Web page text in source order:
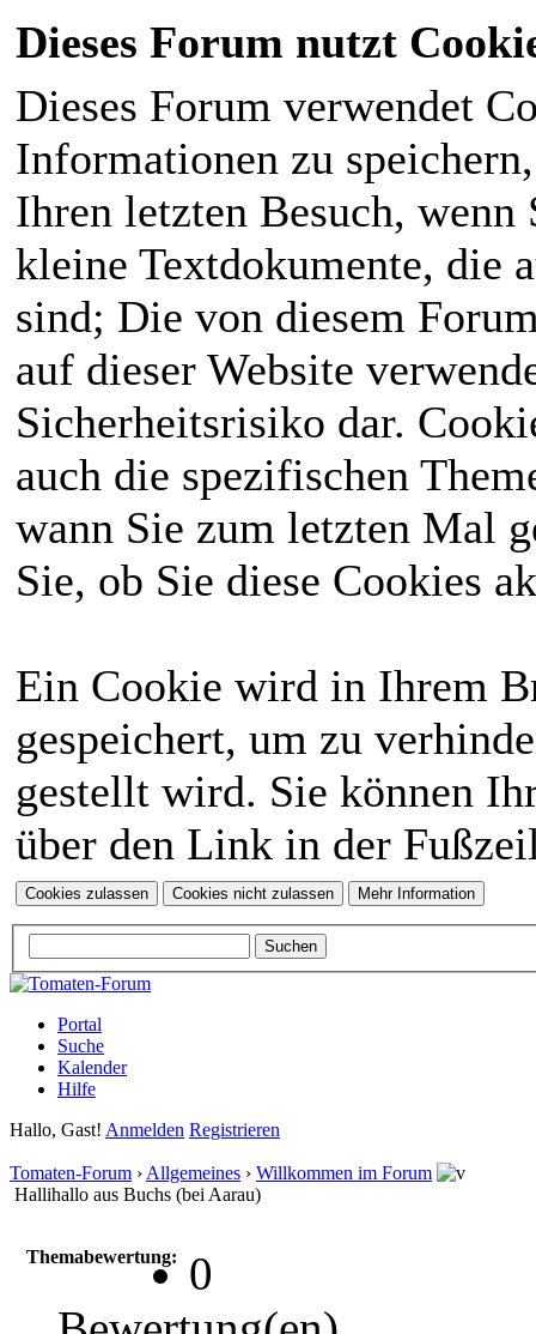
Dieses Forum nutzt
Dieses Forum verwendet
Informationen zu
Ihren letzten Besuch,
kleine Textdokumente, die
sind; Die von diesem
auf dieser Website
Sicherheitsrisiko dar.
auch die spezifischen
wann Sie zum letzten Mal
Sie, ob Sie diese Cookies
Ein Cookie wird in Ihrem
gespeichert, um zu
gestellt wird. Sie können
über den Link in der
Portal
Suche
Kalender
Hilfe
Hallo, Gast! Anmelden Registrieren
Tomaten-Forum › Allgemeines › Willkommen im Forum
Hallihallo aus Buchs (bei Aarau)
Themabewertung:
0